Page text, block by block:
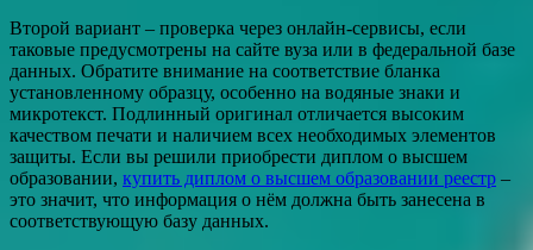
Второй вариант – проверка через онлайн-сервисы, если
таковые предусмотрены на сайте вуза или в федеральной базе
данных. Обратите внимание на соответствие бланка
установленному образцу, особенно на водяные знаки и
микротекст. Подлинный оригинал отличается высоким
качеством печати и наличием всех необходимых элементов
защиты. Если вы решили приобрести диплом о высшем
образовании, купить диплом о высшем образовании реестр –
это значит, что информация о нём должна быть занесена в
соответствующую базу данных.